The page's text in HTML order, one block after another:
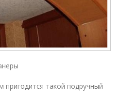
такой подручный